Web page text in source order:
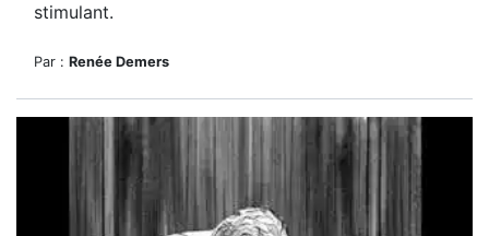
stimulant.
Par : Renée Demers